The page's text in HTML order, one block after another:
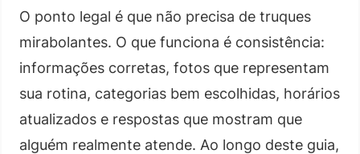
O ponto legal é que não precisa de truques
mirabolantes. O que funciona é consistência:
informações corretas, fotos que representam
sua rotina, categorias bem escolhidas, horários
atualizados e respostas que mostram que
alguém realmente atende. Ao longo deste guia,